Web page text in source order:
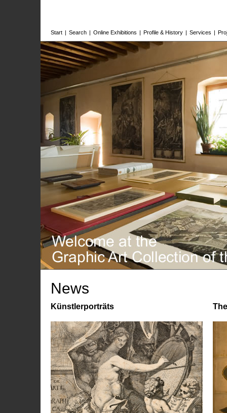
Start | Search | Online Exhibitions | Profile & History | Services |
News
Künstlerporträts